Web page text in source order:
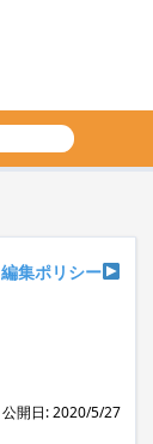
編集ポリシー
公開日: 2020/5/27